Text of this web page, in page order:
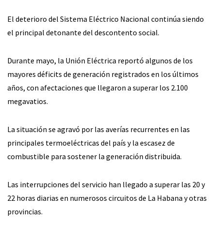
El deterioro del Sistema Eléctrico Nacional continúa siendo
el principal detonante del descontento social.
Durante mayo, la Unión Eléctrica reportó algunos de los
mayores déficits de generación registrados en los últimos
años, con afectaciones que llegaron a superar los 2.100
megavatios.
La situación se agravó por las averías recurrentes en las
principales termoeléctricas del país y la escasez de
combustible para sostener la generación distribuida.
Las interrupciones del servicio han llegado a superar las 20 y
22 horas diarias en numerosos circuitos de La Habana y otras
provincias.